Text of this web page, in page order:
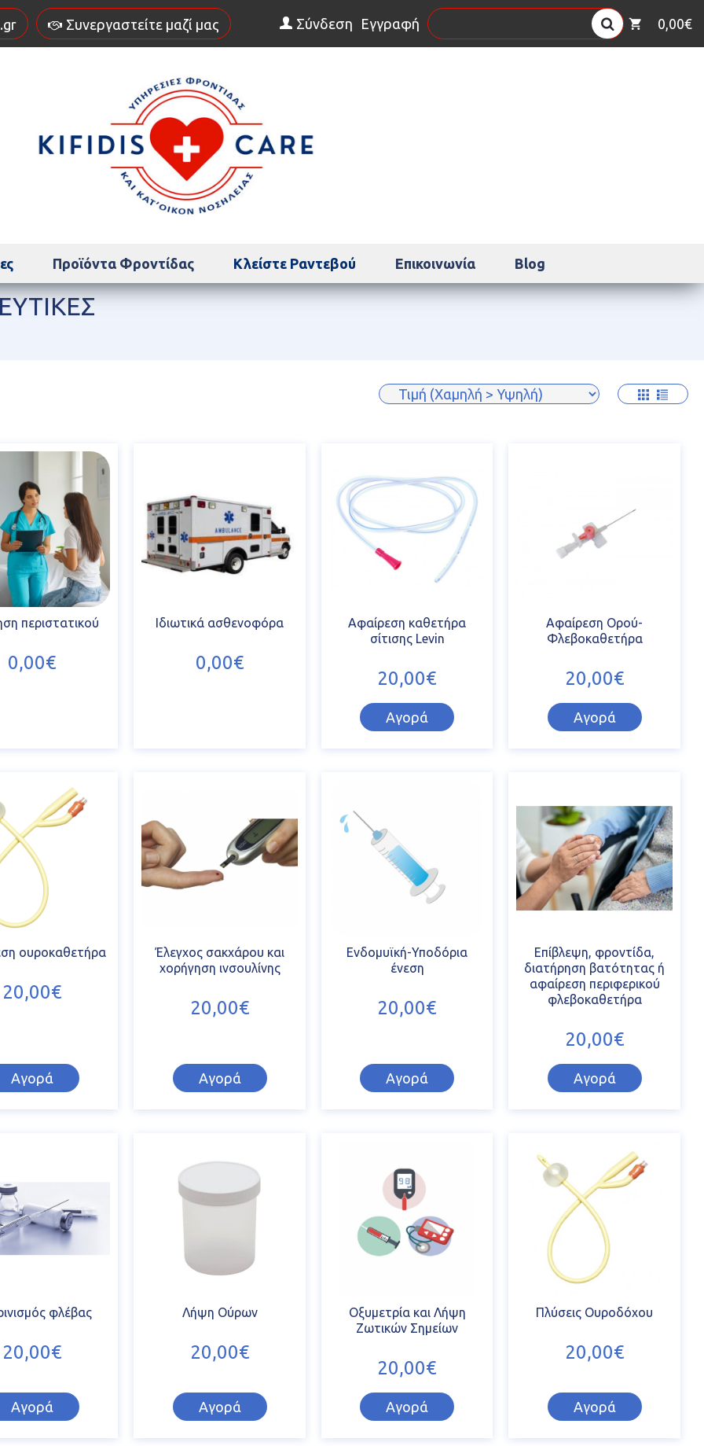
Συνεργαστείτε μαζί μας Σύνδεση Εγγραφή 0,00€
Προϊόντα Φροντίδας Κλείστε Ραντεβού Επικοινωνία Blog
περιστατικού
0,00€
Ιδιωτικά ασθενοφόρα
0,00€
Αφαίρεση καθετήρα
σίτισης Levin
20,00€
Αγορά
Αφαίρεση Ορού-
Φλεβοκαθετήρα
20,00€
Αγορά
ουροκαθετήρα
20,00€
Αγορά
Έλεγχος σακχάρου και
χορήγηση ινσουλίνης
20,00€
Αγορά
Ενδομυϊκή-Υποδόρια
ένεση
20,00€
Αγορά
Επίβλεψη, φροντίδα,
διατήρηση βατότητας ή
αφαίρεση περιφερικού
φλεβοκαθετήρα
20,00€
Αγορά
φλέβας
20,00€
Αγορά
Λήψη Ούρων
20,00€
Αγορά
Οξυμετρία και Λήψη
Ζωτικών Σημείων
20,00€
Αγορά
Πλύσεις Ουροδόχου
20,00€
Αγορά